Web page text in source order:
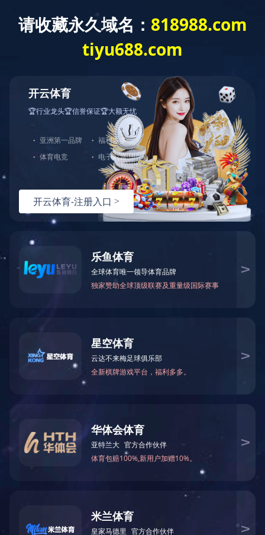
B体育
Water supply engineering
水务建设
管道安装
水厂建设
1、洋湖水厂50000t/d不锈钢一体化净水装置购置安装项目